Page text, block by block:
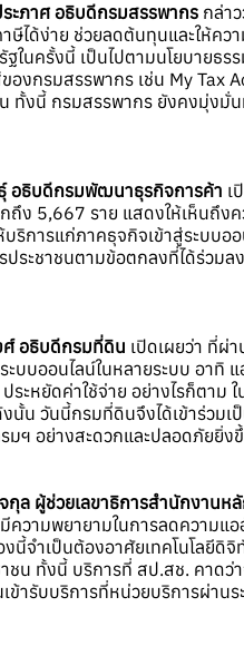
ะภาศ อธิบดีกรมสรรพากร กล่า
ษีได้ง่าย ช่วยลดต้นทุนและให้
ในครั้งนี้ เป็นไปตามนโยบายธ
องกรมสรรพากร เช่น My Tax
ทั้งนี้ กรมสรรพากร ยังคงมุ่งมั่
อธิบดีกรมพัฒนาธุรกิจการค้า เ
ง 5,667 ราย แสดงให้เห็นถึง
ริการแก่ภาคธุจกิจเข้าสู่ระบบ
ประชาชนตามข้อตกลงที่ได้ร่วม
อธิบดีกรมที่ดิน เปิดเผยว่า ที่ผ่
ะบบออนไลน์ในหลายระบบ อา
ประหยัดค่าใช้จ่าย อย่างไรก็ตา
นั้น วันนี้กรมที่ดินจึงได้เข้าร่วมเ
มฯ อย่างสะดวกและปลอดภัยยิ่ง
ล ผู้ช่วยเลขาธิการสำนักงานห
วามพยายามในการลดความแ
นี้จำเป็นต้องอาศัยเทคโนโลยีดิ
ชน ทั้งนี้ บริการที่ สป.สช. คาดว่
ข้ารับบริการที่หน่วยบริการผ่าน